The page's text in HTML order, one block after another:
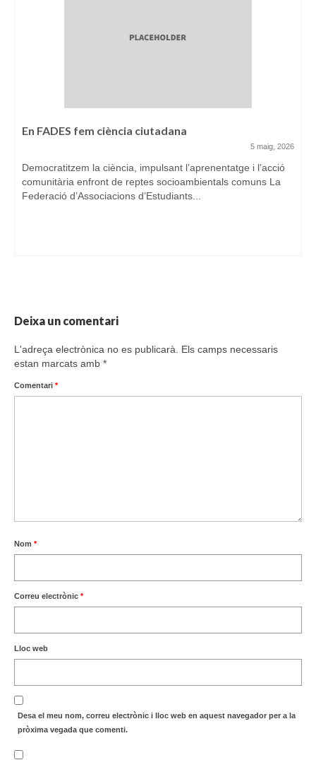
En FADES fem ciència ciutadana
5 maig, 2026
Democratitzem la ciència, impulsant l’aprenentatge i l’acció
comunitària enfront de reptes socioambientals comuns La
Federació d’Associacions d’Estudiants...
Deixa un comentari
L'adreça electrònica no es publicarà.
Els camps necessaris
estan marcats amb *
Comentari *
Nom *
Correu electrònic *
Lloc web
Desa el meu nom, correu electrònic i lloc web en aquest navegador per a la
pròxima vegada que comenti.